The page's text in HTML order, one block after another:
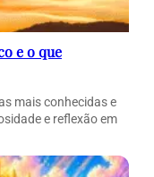
e o que
mais conhecidas e
e reflexão em